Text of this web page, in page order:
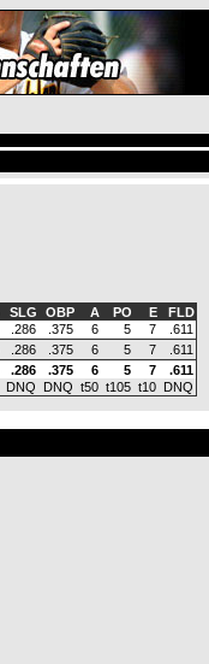
SLG OBP A PO E
FLD
.286 .375 6 5 7
.611
.286 .375 6 5 7
.611
.286 .375 6 5 7
.611
DNQ DNQ t50 t105 t10 DNQ